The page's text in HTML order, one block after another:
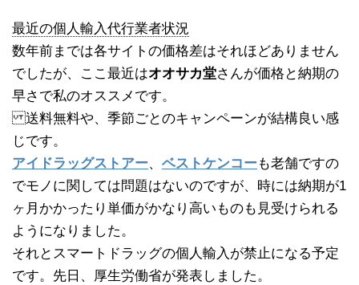
最近の個人輸入代行業者状況
数年前までは各サイトの価格差はそれほどありません
でしたが、ここ最近はオオサカ堂さんが価格と納期の
早さで私のオススメです。
送料無料や、季節ごとのキャンペーンが結構良い感
じです。
アイドラッグストアー、 ベストケンコーも老舗ですの
でモノに関しては問題はないのですが、時には納期が1
ヶ月かかったり単価がかなり高いものも見受けられる
ようになりました。
それとスマートドラッグの個人輸入が禁止になる予定
です。先日、厚生労働省が発表しました。